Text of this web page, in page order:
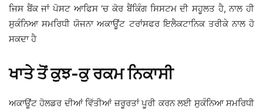
ਜਿਸ ਬੈਂਕ ਜਾਂ ਪੋਸਟ ਆਫਿਸ ‘ਚ ਕੋਰ ਬੈਂਕਿੰਗ ਸਿਸਟਮ ਦੀ ਸਹੂਲਤ ਹੈ, ਨਾਲ ਹੀ
ਸੁਕੰਨਿਆ ਸਮਰਿਧੀ ਯੋਜਨਾ ਅਕਾਊਂਟ ਟਰਾਂਸਫਰ ਇਲੈਕਟਾਨਿਕ ਤਰੀਕੇ ਨਾਲ ਹੋ
ਸਕਦਾ ਹੈ
ਖਾਤੇ ਤੋਂ ਕੁਝ-ਕੁ ਰਕਮ ਨਿਕਾਸੀ
ਅਕਾਊਂਟ ਹੋਲਡਰ ਦੀਆਂ ਵਿੱਤੀਆਂ ਜ਼ਰੂਰਤਾਂ ਪੂਰੀ ਕਰਨ ਲਈ ਸੁਕੰਨਿਆ ਸਮਰਿਧੀ